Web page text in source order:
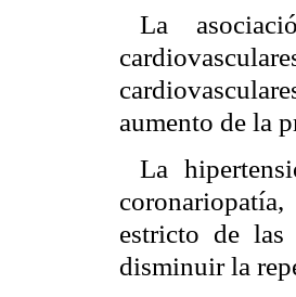
La
aumento de la
La
estricto de
disminuir la